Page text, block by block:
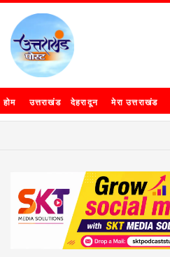
होम उत्तराखंड देहरादून मेरा उत्तराखंड